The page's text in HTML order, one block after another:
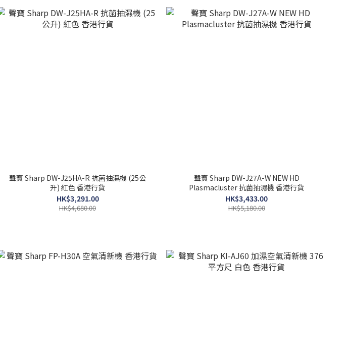
聲寶 Sharp DW-J25HA-R 抗菌抽濕機 (25公
升) 紅色 香港行貨
HK$3,291.00
HK$4,680.00
聲寶 Sharp DW-J27A-W NEW HD
Plasmacluster 抗菌抽濕機 香港行貨
HK$3,433.00
HK$5,180.00